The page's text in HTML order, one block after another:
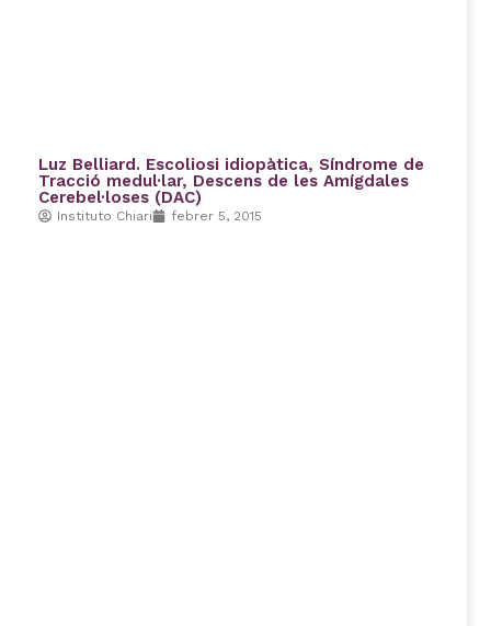
Luz Belliard. Escoliosi idiopàtica, Síndrome de
Tracció medul·lar, Descens de les Amígdales
Cerebel·loses (DAC)
Instituto Chiari febrer 5, 2015